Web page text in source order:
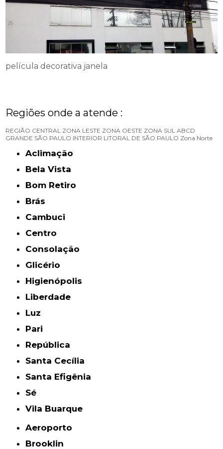
película decorativa janela
Regiões onde a atende :
REGIÃO CENTRAL ZONA LESTE ZONA OESTE ZONA SUL ABCD
GRANDE SÃO PAULO INTERIOR LITORAL DE SÃO PAULO Zona Norte
Aclimação
Bela Vista
Bom Retiro
Brás
Cambuci
Centro
Consolação
Glicério
Higienópolis
Liberdade
Luz
Pari
República
Santa Cecília
Santa Efigênia
Sé
Vila Buarque
Aeroporto
Brooklin